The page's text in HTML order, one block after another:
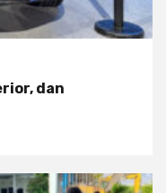
dan